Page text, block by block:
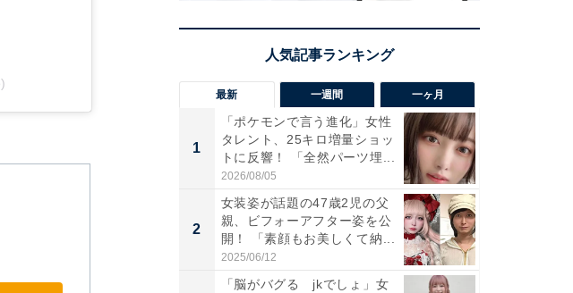
最新 一週間 一ヶ月
1
「ポケモンで言う進化」女性
タレント、25キロ増量ショッ
トに反響！ 「全然パーツ埋...
2026/08/05
2
女装姿が話題の47歳2児の父
親、ビフォーアフター姿を公
開！ 「素顔もお美しくて納...
2025/06/12
「脳がバグる jkでしょ」女